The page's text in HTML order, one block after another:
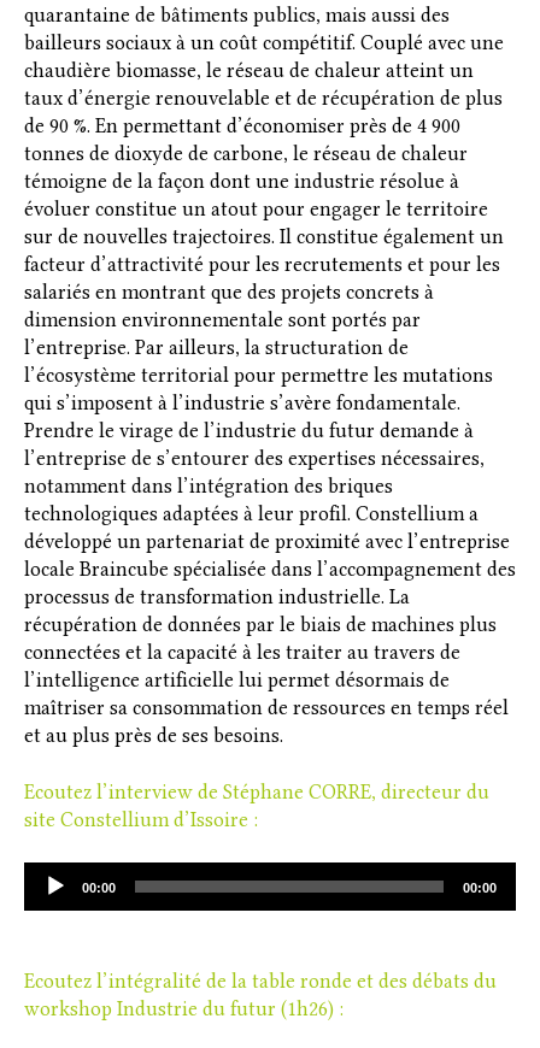
quarantaine de bâtiments publics, mais aussi des
bailleurs sociaux à un coût compétitif. Couplé avec une
chaudière biomasse, le réseau de chaleur atteint un
taux d’énergie renouvelable et de récupération de plus
de 90 %. En permettant d’économiser près de 4 900
tonnes de dioxyde de carbone, le réseau de chaleur
témoigne de la façon dont une industrie résolue à
évoluer constitue un atout pour engager le territoire
sur de nouvelles trajectoires. Il constitue également un
facteur d’attractivité pour les recrutements et pour les
salariés en montrant que des projets concrets à
dimension environnementale sont portés par
l’entreprise. Par ailleurs, la structuration de
l’écosystème territorial pour permettre les mutations
qui s’imposent à l’industrie s’avère fondamentale.
Prendre le virage de l’industrie du futur demande à
l’entreprise de s’entourer des expertises nécessaires,
notamment dans l’intégration des briques
technologiques adaptées à leur profil. Constellium a
développé un partenariat de proximité avec l’entreprise
locale Braincube spécialisée dans l’accompagnement des
processus de transformation industrielle. La
récupération de données par le biais de machines plus
connectées et la capacité à les traiter au travers de
l’intelligence artificielle lui permet désormais de
maîtriser sa consommation de ressources en temps réel
et au plus près de ses besoins.
Ecoutez l’interview de Stéphane CORRE, directeur du
site Constellium d’Issoire :
Lecteur
audio
00:00 00:00
Ecoutez l’intégralité de la table ronde et des débats du
workshop Industrie du futur (1h26) :